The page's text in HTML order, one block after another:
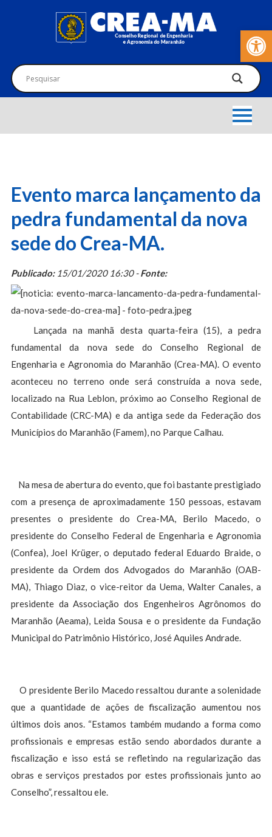
Barra de
Evento marca lançamento da
pedra fundamental da nova
sede do Crea-MA.
Publicado:15/01/2020 16:30 -Fonte:
Lançada na manhã desta quarta-feira (15), a pedra
fundamental da nova sede do Conselho Regional de
Engenharia e Agronomia do Maranhão (Crea-MA). O evento
aconteceu no terreno onde será construída a nova sede,
localizado na Rua Leblon, próximo ao Conselho Regional de
Contabilidade (CRC-MA) e da antiga sede da Federação dos
Municípios do Maranhão (Famem), no Parque Calhau.
Na mesa de abertura do evento, que foi bastante prestigiado
com a presença de aproximadamente 150 pessoas, estavam
presentes o presidente do Crea-MA, Berilo Macedo, o
presidente do Conselho Federal de Engenharia e Agronomia
(Confea), Joel Krüger, o deputado federal Eduardo Braide, o
presidente da Ordem dos Advogados do Maranhão (OAB-
MA), Thiago Diaz, o vice-reitor da Uema, Walter Canales, a
presidente da Associação dos Engenheiros Agrônomos do
Maranhão (Aeama), Leida Sousa e o presidente da Fundação
Municipal do Patrimônio Histórico, José Aquiles Andrade.
O presidente Berilo Macedo ressaltou durante a solenidade
que a quantidade de ações de fiscalização aumentou nos
últimos dois anos. “Estamos também mudando a forma como
profissionais e empresas estão sendo abordados durante a
fiscalização e isso está se refletindo na regularização das
obras e serviços prestados por estes profissionais junto ao
Conselho”, ressaltou ele.